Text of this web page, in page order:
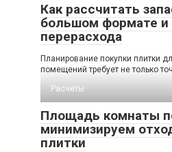
Как рассчитать
большом формате и
перерасхода
Планирование покупки плитки
помещений требует не только
Расчёты
Площадь комнаты
минимизируем
плитки